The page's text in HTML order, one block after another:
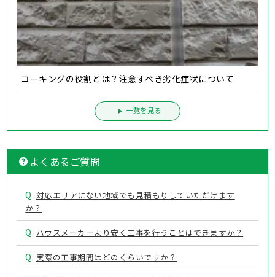
コーキングの役割とは？注意すべき劣化症状について
一覧を見る
よくあるご質問
Q. 対応エリアにない地域でも見積もりしていただけます
か？
Q. ハウスメーカーより安く工事を行うことはできますか？
Q. 実際の工事期間はどのくらいですか？